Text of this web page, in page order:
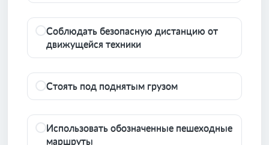
Соблюдать безопасную дистанцию от
движущейся техники
Стоять под поднятым грузом
Использовать обозначенные пешеходные
маршруты